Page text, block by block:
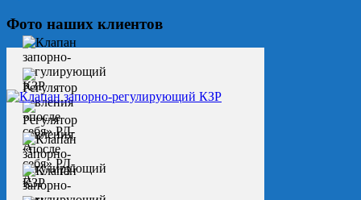
Фото наших клиентов